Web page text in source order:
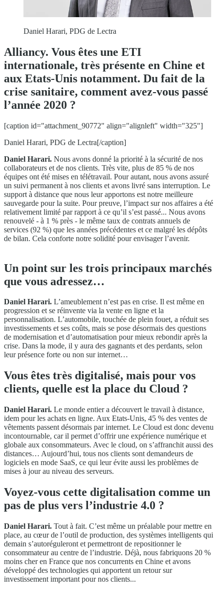
Daniel Harari, PDG de Lectra
Alliancy. Vous êtes une ETI
internationale, très présente en Chine et
aux Etats-Unis notamment. Du fait de la
crise sanitaire, comment avez-vous passé
l’année 2020 ?
[caption id="attachment_90772" align="alignleft" width="325"]
Daniel Harari, PDG de Lectra[/caption]
Daniel Harari. Nous avons donné la priorité à la sécurité de nos
collaborateurs et de nos clients. Très vite, plus de 85 % de nos
équipes ont été mises en télétravail. Pour autant, nous avons assuré
un suivi permanent à nos clients et avons livré sans interruption. Le
support à distance que nous leur apportons est notre meilleure
sauvegarde pour la suite. Pour preuve, l’impact sur nos affaires a été
relativement limité par rapport à ce qu’il s’est passé... Nous avons
renouvelé - à 1 % près - le même taux de contrats annuels de
services (92 %) que les années précédentes et ce malgré les dépôts
de bilan. Cela conforte notre solidité pour envisager l’avenir.
Un point sur les trois principaux marchés
que vous adressez…
Daniel Harari. L’ameublement n’est pas en crise. Il est même en
progression et se réinvente via la vente en ligne et la
personnalisation. L’automobile, touchée de plein fouet, a réduit ses
investissements et ses coûts, mais se pose désormais des questions
de modernisation et d’automatisation pour mieux rebondir après la
crise. Dans la mode, il y aura des gagnants et des perdants, selon
leur présence forte ou non sur internet…
Vous êtes très digitalisé, mais pour vos
clients, quelle est la place du Cloud ?
Daniel Harari. Le monde entier a découvert le travail à distance,
idem pour les achats en ligne. Aux Etats-Unis, 45 % des ventes de
vêtements passent désormais par internet. Le Cloud est donc devenu
incontournable, car il permet d’offrir une expérience numérique et
globale aux consommateurs. Avec le cloud, on s’affranchit aussi des
distances… Aujourd’hui, tous nos clients sont demandeurs de
logiciels en mode SaaS, ce qui leur évite aussi les problèmes de
mises à jour au niveau des serveurs.
Voyez-vous cette digitalisation comme un
pas de plus vers l’industrie 4.0 ?
Daniel Harari. Tout à fait. C’est même un préalable pour mettre en
place, au cœur de l’outil de production, des systèmes intelligents qui
demain s’autoréguleront et permettront de repositionner le
consommateur au centre de l’industrie. Déjà, nous fabriquons 20 %
moins cher en France que nos concurrents en Chine et avons
développé des technologies qui apportent un retour sur
investissement important pour nos clients...